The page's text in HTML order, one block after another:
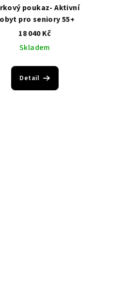
poukaz- Aktivní
pro seniory 55+
18 040 Kč
Skladem
Detail